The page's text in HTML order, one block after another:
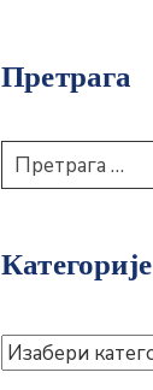
Претрага
Категорије